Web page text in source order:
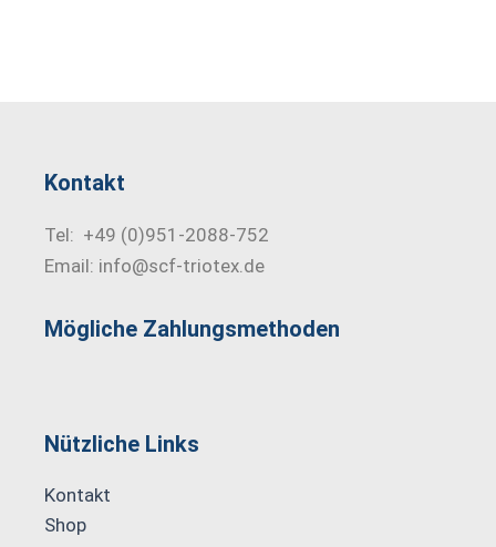
Kontakt
Tel: +49 (0)951-2088-752
Email: info@scf-triotex.de
Mögliche Zahlungs­methoden
Nützliche Links
Kontakt
Shop